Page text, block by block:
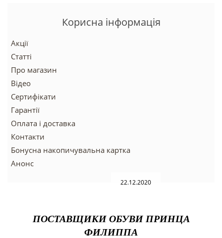
Корисна інформація
Акції
Статті
Про магазин
Відео
Сертифікати
Гарантії
Оплата і доставка
Контакти
Бонусна накопичувальна картка
Анонс
22.12.2020
ПОСТАВЩИКИ ОБУВИ ПРИНЦА
ФИЛИППА